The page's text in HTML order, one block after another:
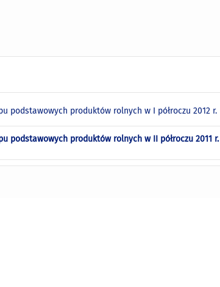
podstawowych produktów rolnych w I półroczu 2012 r.
podstawowych produktów rolnych w II półroczu 2011 r.